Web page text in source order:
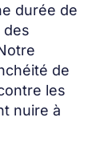
durée de
des
de
les
nuire à